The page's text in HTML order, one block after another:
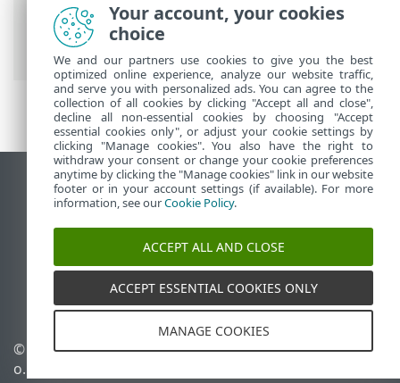
Spletna pomoč družbe ESET
Security Ultimate
Napredne nastavitve
Prikaz mesta na namizju
End of Life
Zbirka znanja družbe ESET
Forum družbe ESET
ESET Status Portal
Podpora v regiji
© 1992 - 2026 ESET, spol. s r.
o. – Vse pravice pridržane.
Upravljanje piškotkov
Your account, your cookies
choice
We and our partners use cookies to give you the best
optimized online experience, analyze our website traffic,
and serve you with personalized ads. You can agree to the
collection of all cookies by clicking "Accept all and close",
decline all non-essential cookies by choosing "Accept
essential cookies only", or adjust your cookie settings by
clicking "Manage cookies". You also have the right to
withdraw your consent or change your cookie preferences
anytime by clicking the "Manage cookies" link in our website
footer or in your account settings (if available). For more
information, see ourCookie Policy.
ACCEPT ALL AND CLOSE
ACCEPT ESSENTIAL COOKIES ONLY
MANAGE COOKIES